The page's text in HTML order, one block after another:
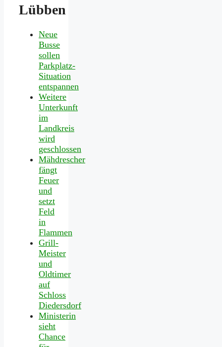
Lübben
Neue
Busse
sollen
Parkplatz-
Situation
entspannen
Weitere
Unterkunft
im
Landkreis
wird
geschlossen
Mähdrescher
fängt
Feuer
und
setzt
Feld
in
Flammen
Grill-
Meister
und
Oldtimer
auf
Schloss
Diedersdorf
Ministerin
sieht
Chance